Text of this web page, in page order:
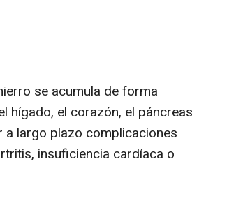
se acumula de forma
hígado, el corazón, el páncreas
largo plazo complicaciones
insuficiencia cardíaca o